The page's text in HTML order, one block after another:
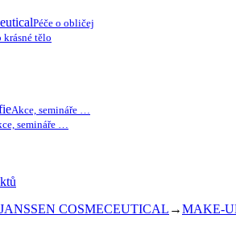
Péče o obličej
krásné tělo
Akce, semináře …
semináře …
JANSSEN COSMECEUTICAL →MAKE-